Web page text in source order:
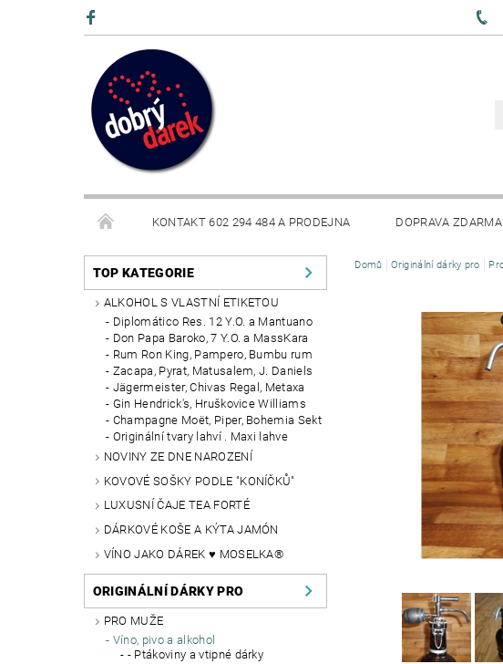
KONTAKT 602 294 484 A PRODEJNA DOPRAVA
BLOG
TOP KATEGORIE
ALKOHOL S VLASTNÍ ETIKETOU
Diplomático Res. 12 Y.O. a Mantuano
Don Papa Baroko, 7 Y.O. a MassKara
Rum Ron King, Pampero, Bumbu rum
Zacapa, Pyrat, Matusalem, J. Daniels
Jägermeister, Chivas Regal, Metaxa
Gin Hendrick's, Hruškovice Williams
Champagne Moët, Piper, Bohemia Sekt
Originální tvary lahví . Maxi lahve
NOVINY ZE DNE NAROZENÍ
KOVOVÉ SOŠKY PODLE "KONÍČKŮ"
LUXUSNÍ ČAJE TEA FORTÉ
DÁRKOVÉ KOŠE A KÝTA JAMÓN
VÍNO JAKO DÁREK ♥ MOSELKA®
ORIGINÁLNÍ DÁRKY PRO
PRO MUŽE
Víno, pivo a alkohol
- Ptákoviny a vtipné dárky
Domů Originální dárky pro